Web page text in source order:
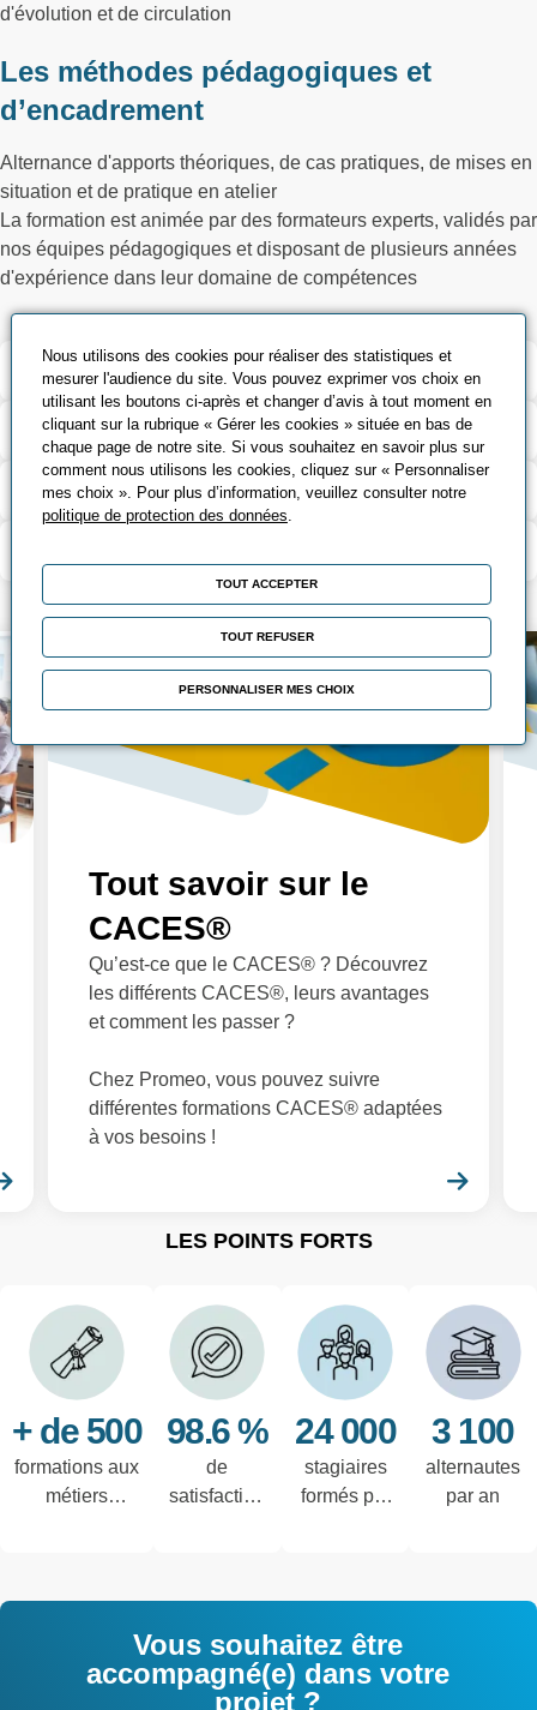
d'évolution et de circulation
Les méthodes pédagogiques et
d’encadrement
Alternance d'apports théoriques, de cas pratiques, de mises en
situation et de pratique en atelier
La formation est animée par des formateurs experts, validés par
nos équipes pédagogiques et disposant de plusieurs années
d'expérience dans leur domaine de compétences
Validation et certification
Outils pédagogiques
Contenu de la formation
Tout savoir sur le
CACES®
Qu’est-ce que le CACES® ? Découvrez
les différents CACES®, leurs avantages
et comment les passer ?
Chez Promeo, vous pouvez suivre
différentes formations CACES® adaptées
à vos besoins !
LES POINTS FORTS
+ de 500
formations aux
métiers
98.6 %
de
satisfaction
24 000
stagiaires
formés par
3 100
alternautes
par an
Vous souhaitez être
accompagné(e) dans votre
projet ?
Nous utilisons des cookies pour réaliser des statistiques et
mesurer l'audience du site. Vous pouvez exprimer vos choix en
utilisant les boutons ci-après et changer d’avis à tout moment en
cliquant sur la rubrique « Gérer les cookies » située en bas de
chaque page de notre site. Si vous souhaitez en savoir plus sur
comment nous utilisons les cookies, cliquez sur « Personnaliser
mes choix ». Pour plus d’information, veuillez consulter notre
politique de protection des données.
TOUT ACCEPTER
TOUT REFUSER
PERSONNALISER MES CHOIX